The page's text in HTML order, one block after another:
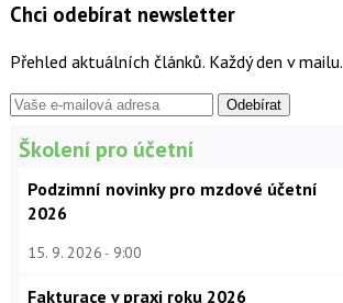
Chci odebírat newsletter
Přehled aktuálních článků. Každý den v mailu.
Školení pro účetní
Podzimní novinky pro mzdové účetní
2026
15. 9. 2026 9:00
Fakturace v praxi roku 2026